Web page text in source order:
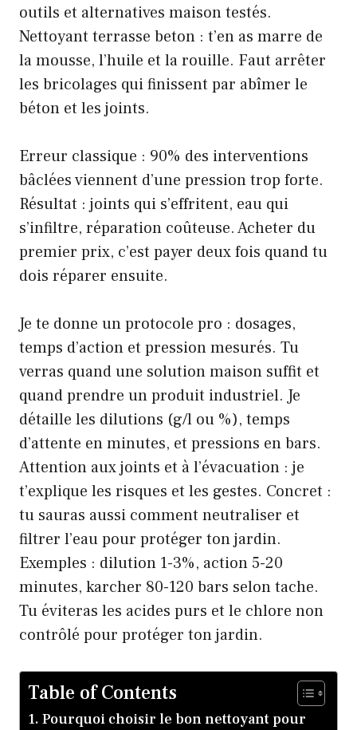
outils et alternatives maison testés.
Nettoyant terrasse beton : t’en as marre de
la mousse, l’huile et la rouille. Faut arrêter
les bricolages qui finissent par abîmer le
béton et les joints.
Erreur classique : 90% des interventions
bâclées viennent d’une pression trop forte.
Résultat : joints qui s’effritent, eau qui
s’infiltre, réparation coûteuse. Acheter du
premier prix, c’est payer deux fois quand tu
dois réparer ensuite.
Je te donne un protocole pro : dosages,
temps d’action et pression mesurés. Tu
verras quand une solution maison suffit et
quand prendre un produit industriel. Je
détaille les dilutions (g/l ou %), temps
d’attente en minutes, et pressions en bars.
Attention aux joints et à l’évacuation : je
t’explique les risques et les gestes. Concret :
tu sauras aussi comment neutraliser et
filtrer l’eau pour protéger ton jardin.
Exemples : dilution 1-3%, action 5-20
minutes, karcher 80-120 bars selon tache.
Tu éviteras les acides purs et le chlore non
contrôlé pour protéger ton jardin.
Table of Contents
Pourquoi choisir le bon nettoyant pour